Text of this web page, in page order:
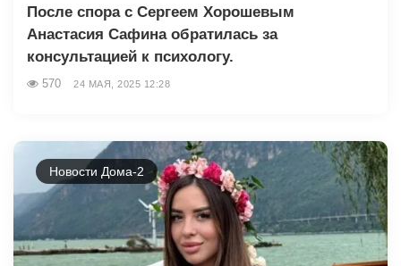
После спора с Сергеем Хорошевым
Анастасия Сафина обратилась за
консультацией к психологу.
570 24 МАЯ, 2025 12:28
Новости Дома-2